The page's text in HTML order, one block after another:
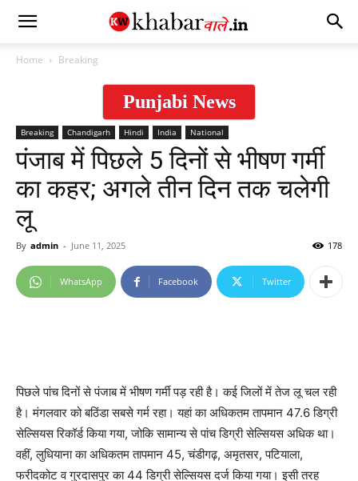
Home Breaking
Punjabi News
Breaking Chandigarh Hindi India National
पंजाब में पिछले 5 दिनों से भीषण गर्मी
का कहर; अगले तीन दिन तक चलेगी
लू
By admin - June 11, 2025 178
WhatsApp Facebook Twitter
पिछले पांच दिनों से पंजाब में भीषण गर्मी पड़ रही है। कई जिलों में तेज लू चल रही
है। मंगलवार को बठिंडा सबसे गर्म रहा। यहां का अधिकतम तापमान 47.6 डिग्री
सेल्सियस रिकॉर्ड किया गया, जोकि सामान्य से पांच डिग्री सेल्सियस अधिक था।
वहीं, लुधियाना का अधिकतम तापमान 45, चंडीगढ़, अमृतसर, पटियाला,
फरीदकोट व गुरदासपुर का 44 डिग्री सेल्सियस दर्ज किया गया। इसी तरह